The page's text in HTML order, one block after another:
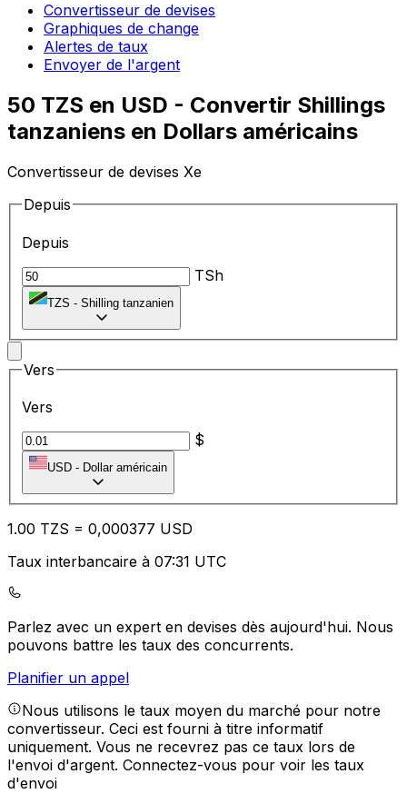
Convertisseur de devises
Graphiques de change
Alertes de taux
Envoyer de l'argent
50 TZS en USD - Convertir Shillings
tanzaniens en Dollars américains
Convertisseur de devises Xe
Depuis
Depuis
TSh
TZS - Shilling tanzanien
Vers
Vers
$
USD - Dollar américain
1.00 TZS = 0,000377 USD
Taux interbancaire à 07:31 UTC
Parlez avec un expert en devises dès aujourd'hui. Nous
pouvons battre les taux des concurrents.
Planifier un appel
Nous utilisons le taux moyen du marché pour notre
convertisseur. Ceci est fourni à titre informatif
uniquement. Vous ne recevrez pas ce taux lors de
l'envoi d'argent. Connectez-vous pour voir les taux
d'envoi